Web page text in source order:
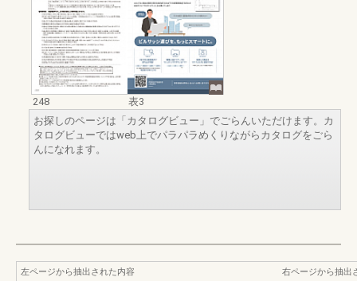
248
表3
お探しのページは「カタログビュー」でごらんいただけます。カ
タログビューではweb上でパラパラめくりながらカタログをごら
んになれます。
左ページから抽出された内容
右ページから抽出